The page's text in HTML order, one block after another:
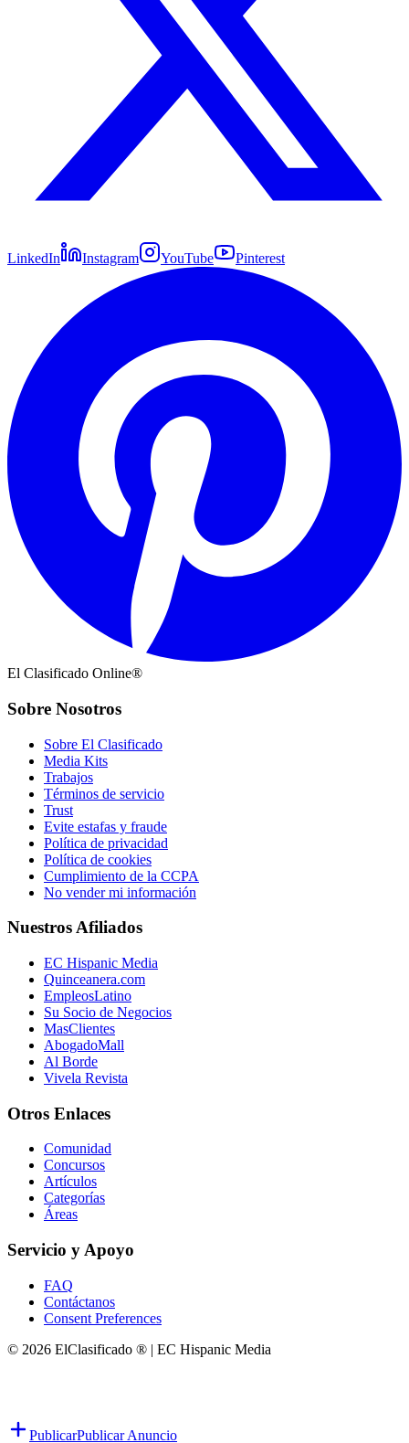
LinkedIn Instagram YouTube Pinterest
El Clasificado Online®
Sobre Nosotros
Sobre El Clasificado
Media Kits
Trabajos
Términos de servicio
Trust
Evite estafas y fraude
Política de privacidad
Política de cookies
Cumplimiento de la CCPA
No vender mi información
Nuestros Afiliados
EC Hispanic Media
Quinceanera.com
EmpleosLatino
Su Socio de Negocios
MasClientes
AbogadoMall
Al Borde
Vivela Revista
Otros Enlaces
Comunidad
Concursos
Artículos
Categorías
Áreas
Servicio y Apoyo
FAQ
Contáctanos
Consent Preferences
© 2026 ElClasificado ® | EC Hispanic Media
PublicarPublicar Anuncio